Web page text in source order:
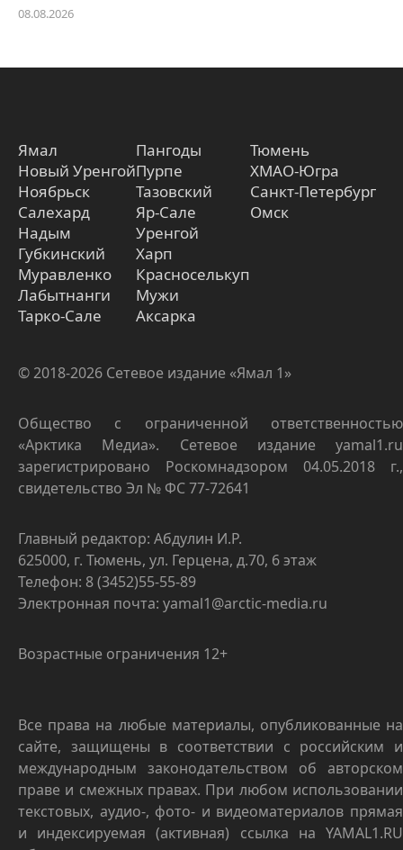
08.08.2026
Ямал
Новый Уренгой
Ноябрьск
Салехард
Надым
Губкинский
Муравленко
Лабытнанги
Тарко-Сале
Пангоды
Пурпе
Тазовский
Яр-Сале
Уренгой
Харп
Красноселькуп
Мужи
Аксарка
Тюмень
ХМАО-Югра
Санкт-Петербург
Омск
© 2018-2026 Сетевое издание «Ямал 1»
Общество с ограниченной ответственностью
«Арктика Медиа». Сетевое издание yamal1.ru
зарегистрировано Роскомнадзором 04.05.2018 г.,
свидетельство Эл № ФС 77-72641
Главный редактор: Абдулин И.Р.
625000, г. Тюмень, ул. Герцена, д.70, 6 этаж
Телефон: 8 (3452)55-55-89
Электронная почта: yamal1@arctic-media.ru
Возрастные ограничения 12+
Все права на любые материалы, опубликованные на
сайте, защищены в соответствии с российским и
международным законодательством об авторском
праве и смежных правах. При любом использовании
текстовых, аудио-, фото- и видеоматериалов прямая
и индексируемая (активная) ссылка на YAMAL1.RU